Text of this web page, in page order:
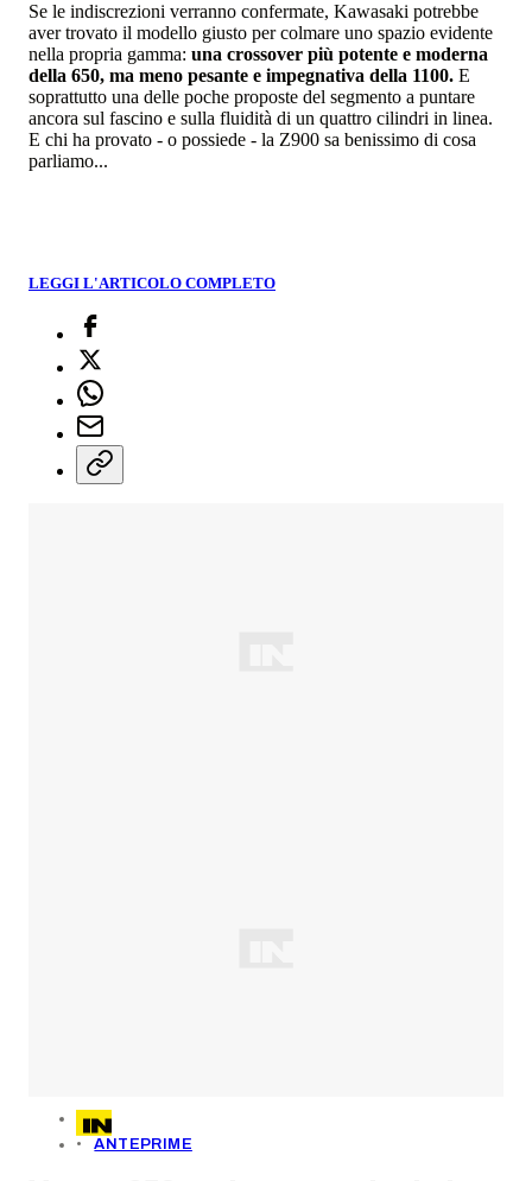
Se le indiscrezioni verranno confermate, Kawasaki potrebbe
aver trovato il modello giusto per colmare uno spazio evidente
nella propria gamma: una crossover più potente e moderna
della 650, ma meno pesante e impegnativa della 1100. E
soprattutto una delle poche proposte del segmento a puntare
ancora sul fascino e sulla fluidità di un quattro cilindri in linea.
E chi ha provato - o possiede - la Z900 sa benissimo di cosa
parliamo...
LEGGI L'ARTICOLO COMPLETO
ANTEPRIME